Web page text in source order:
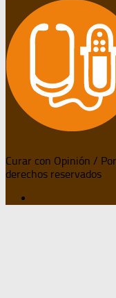
Curar con Opinión /
derechos reservados